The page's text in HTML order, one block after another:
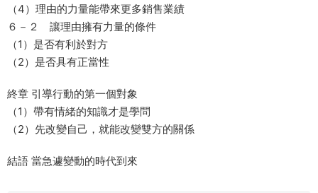
（4）理由的力量能帶來更多銷售業績
６－２ 讓理由擁有力量的條件
（1）是否有利於對方
（2）是否具有正當性
終章 引導行動的第一個對象
（1）帶有情緒的知識才是學問
（2）先改變自己，就能改變雙方的關係
結語 當急遽變動的時代到來